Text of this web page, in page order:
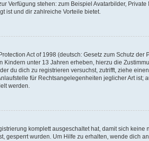
Verfügung stehen: zum Beispiel Avatarbilder,
ist und dir zahlreiche Vorteile bietet.
Act of 1998 (deutsch: Gesetz zum Schutz
unter 13 Jahren erheben, hierzu die
du dich zu registrieren versuchst, zutrifft, ziehe
für Rechtsangelegenheiten jeglicher Art
werden.
komplett ausgeschaltet hat, damit sich
gesperrt wurden. Um Hilfe zu erhalten, wende dich